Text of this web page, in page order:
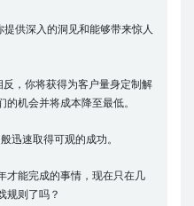
供深入的洞见和能够带来惊人
，你将获得为客户量身定制解
的机会并将成本降至最低。
迅速取得可观的成功。
才能完成的事情，现在只在几
规则了吗？